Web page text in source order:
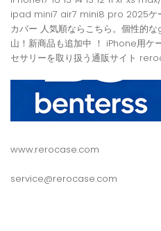
ipad mini7 air7 mini8 pro 2025ケ
カバー 人気順ならこちら。個性的
山！新商品も追加中 ！ iPhone用ケ
セサリーを取り扱う通販サイト
www.rerocase.com
service@rerocase.com